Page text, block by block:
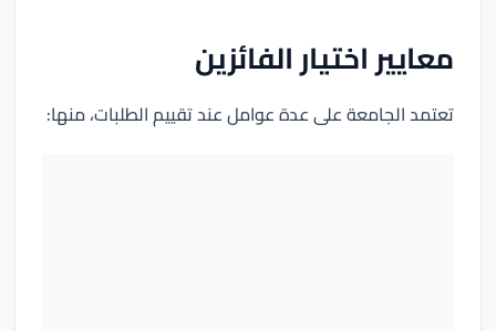
معايير اختيار الفائزين
تعتمد الجامعة على عدة عوامل عند تقييم الطلبات، منها: